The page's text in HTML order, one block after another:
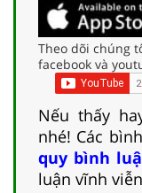
Theo dõi chúng
facebook và
Nếu thấy
nhé! Các
quy bình
luận vĩnh